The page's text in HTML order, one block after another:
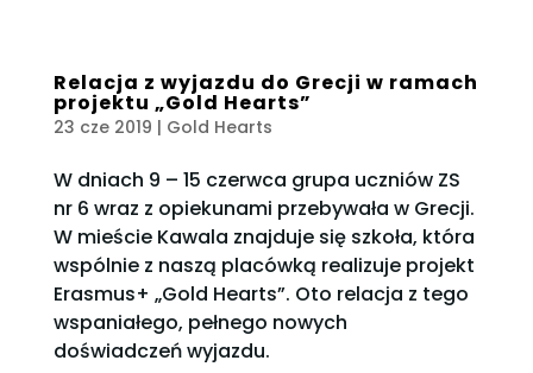
Relacja z wyjazdu do Grecji w ramach
projektu „Gold Hearts”
23 cze 2019 | Gold Hearts
W dniach 9 – 15 czerwca grupa uczniów ZS
nr 6 wraz z opiekunami przebywała w Grecji.
W mieście Kawala znajduje się szkoła, która
wspólnie z naszą placówką realizuje projekt
Erasmus+ „Gold Hearts”. Oto relacja z tego
wspaniałego, pełnego nowych
doświadczeń wyjazdu.